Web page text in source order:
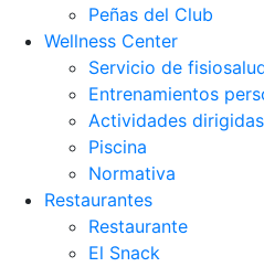
Peñas del Club
Wellness Center
Servicio de
Entrenamientos
Actividades dirigidas
Piscina
Normativa
Restaurantes
Restaurante
El Snack